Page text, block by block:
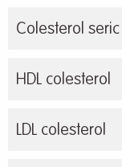
Colesterol
HDL colesterol
LDL colesterol